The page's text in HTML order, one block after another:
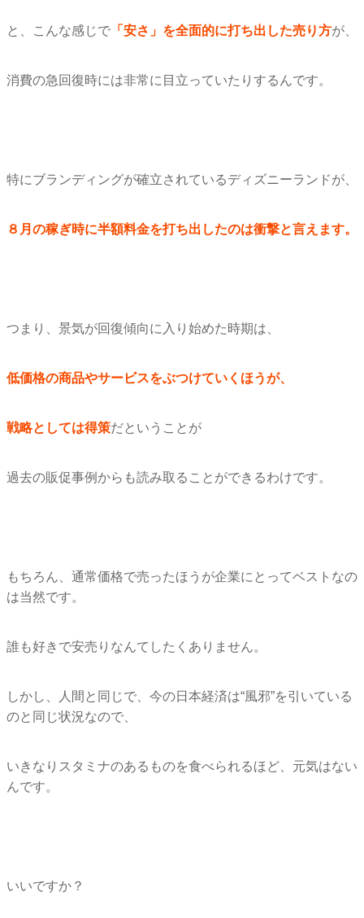
と、こんな感じで 「安さ」を全面的に打ち出した売り方が、
消費の急回復時には非常に目立っていたりするんです。
特にブランディングが確立されているディズニーランドが、
８月の稼ぎ時に半額料金を打ち出したのは衝撃と言えます。
つまり、景気が回復傾向に入り始めた時期は、
低価格の商品やサービスをぶつけていくほうが、
戦略としては得策だということが
過去の販促事例からも読み取ることができるわけです。
もちろん、 通常価格で売ったほうが企業にとってベストなの
は当然です。
誰も好きで安売りなんてしたくありません。
しかし、人間と同じで、今の日本経済は“風邪”を引いている
のと同じ状況なので、
いきなりスタミナのあるものを食べられるほど、 元気はない
んです。
いいですか？